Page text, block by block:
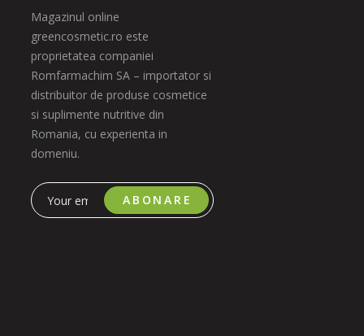
Magazinul online
greencosmetic.ro este
proprietatea companiei
Romfarmachim SA – importator si
distribuitor de produse cosmetice
si suplimente nutritive din
Romania, cu experienta in
domeniu.
ABONARE